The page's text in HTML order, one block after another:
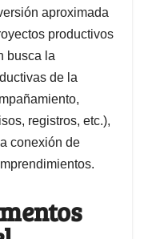
aproximada
productivos
busca la
de la
registros, etc.),
conexión de